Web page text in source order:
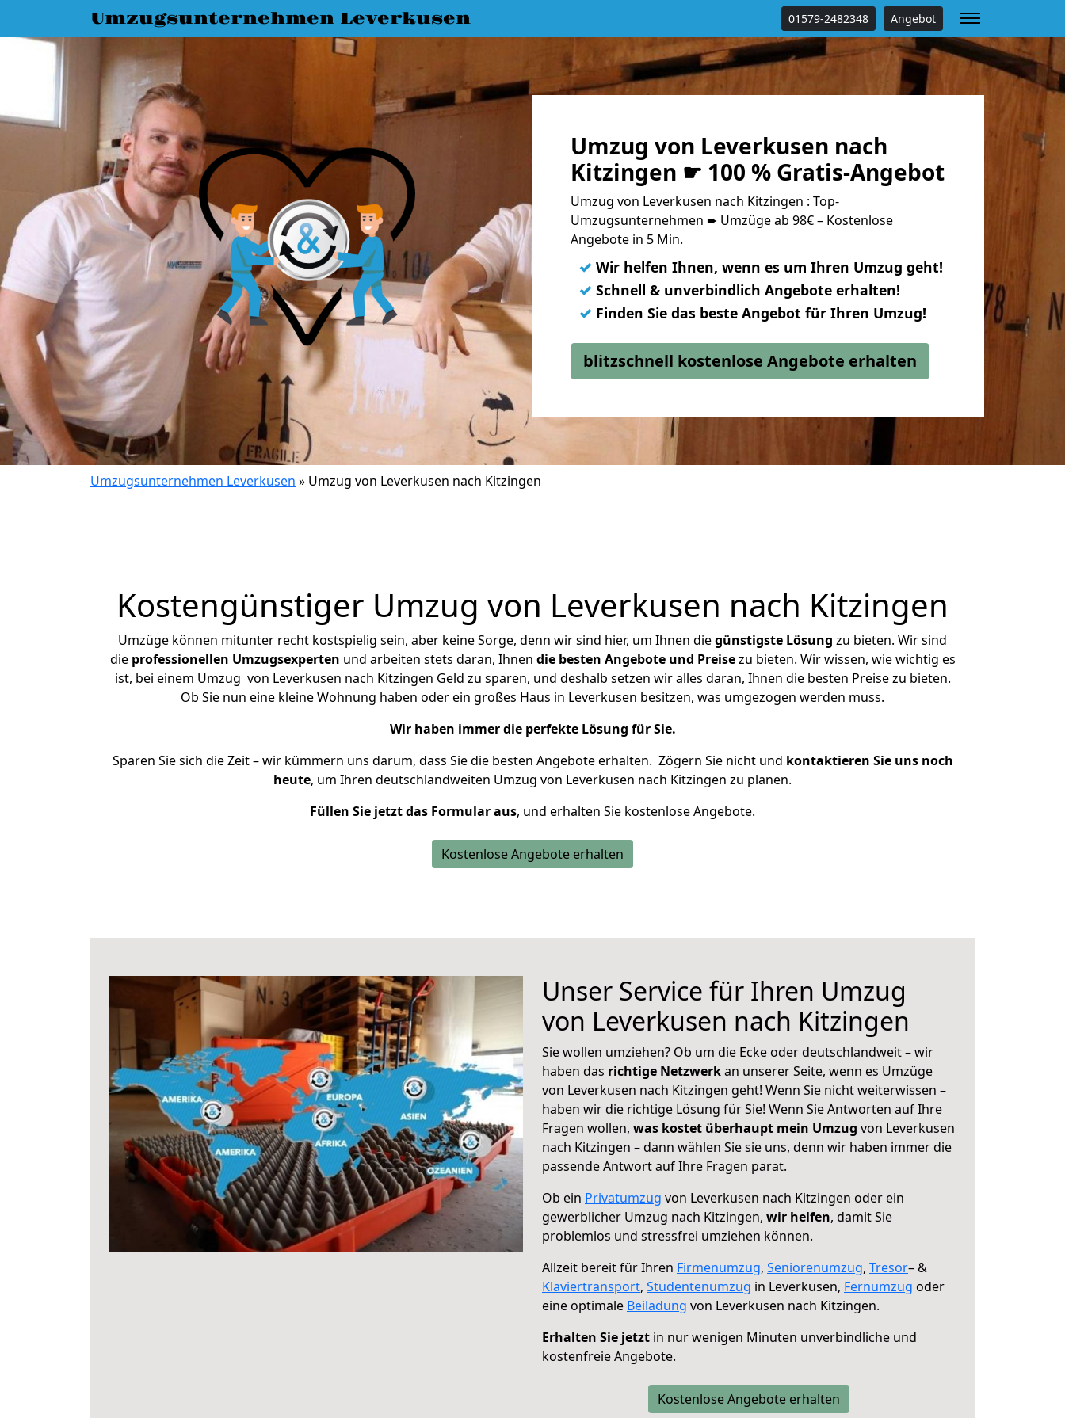
Umzugsunternehmen Leverkusen 01579-2482348 Angebot
Umzug von Leverkusen nach
Kitzingen ☛ 100 % Gratis-Angebot
Umzug von Leverkusen nach Kitzingen : Top-
Umzugsunternehmen ➨ Umzüge ab 98€ – Kostenlose
Angebote in 5 Min.
✓ Wir helfen Ihnen, wenn es um Ihren Umzug geht!
✓ Schnell & unverbindlich Angebote erhalten!
✓ Finden Sie das beste Angebot für Ihren Umzug!
blitzschnell kostenlose Angebote erhalten
Umzugsunternehmen Leverkusen » Umzug von Leverkusen nach Kitzingen
Kostengünstiger Umzug von Leverkusen nach Kitzingen
Umzüge können mitunter recht kostspielig sein, aber keine Sorge, denn wir sind hier, um Ihnen diegünstigste Lösung zu bieten. Wir sind
die professionellen Umzugsexperten und arbeiten stets daran, Ihnen die besten Angebote und Preisezu bieten. Wir wissen, wie wichtig es
ist, bei einem Umzug von Leverkusen nach Kitzingen Geld zu sparen, und deshalb setzen wir alles daran, Ihnen die besten Preise zu bieten.
Ob Sie nun eine kleine Wohnung haben oder ein großes Haus in Leverkusen besitzen, was umgezogen werden muss.
Wir haben immer die perfekte Lösung für Sie.
Sparen Sie sich die Zeit – wir kümmern uns darum, dass Sie die besten Angebote erhalten. Zögern Sie nicht und kontaktieren Sie uns noch
heute, um Ihren deutschlandweiten Umzug von Leverkusen nach Kitzingen zu planen.
Füllen Sie jetzt das Formular aus, und erhalten Sie kostenlose Angebote.
Kostenlose Angebote erhalten
Unser Service für Ihren Umzug
von Leverkusen nach Kitzingen
Sie wollen umziehen? Ob um die Ecke oder deutschlandweit – wir
haben das richtige Netzwerkan unserer Seite, wenn es Umzüge
von Leverkusen nach Kitzingen geht! Wenn Sie nicht weiterwissen –
haben wir die richtige Lösung für Sie! Wenn Sie Antworten auf Ihre
Fragen wollen, was kostet überhaupt mein Umzug von Leverkusen
nach Kitzingen – dann wählen Sie sie uns, denn wir haben immer die
passende Antwort auf Ihre Fragen parat.
Ob ein Privatumzug von Leverkusen nach Kitzingen oder ein
gewerblicher Umzug nach Kitzingen, wir helfen, damit Sie
problemlos und stressfrei umziehen können.
Allzeit bereit für Ihren Firmenumzug, Seniorenumzug, Tresor– &
Klaviertransport, Studentenumzug in Leverkusen, Fernumzug oder
eine optimale Beiladung von Leverkusen nach Kitzingen.
Erhalten Sie jetzt in nur wenigen Minuten unverbindliche und
kostenfreie Angebote.
Kostenlose Angebote erhalten